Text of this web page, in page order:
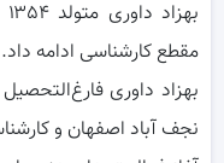
مقطع کارشناسی ادامه داد.
بهزاد داوری
نجف آباد اصفهان و